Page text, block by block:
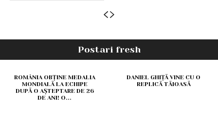
Postari fresh
ROMÂNIA OBȚINE MEDALIA
MONDIALĂ LA ECHIPE
DUPĂ O AȘTEPTARE DE 26
DE ANI! O...
DANIEL GHIȚĂ VINE CU O
REPLICĂ TĂIOASĂ